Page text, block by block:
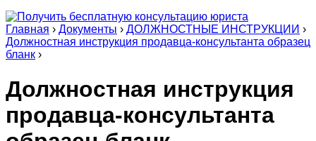
Главная › Документы › ДОЛЖНОСТНЫЕ ИНСТРУКЦИИ ›
Должностная инструкция продавца-консультанта образец
бланк ›
Должностная инструкция
продавца-консультанта